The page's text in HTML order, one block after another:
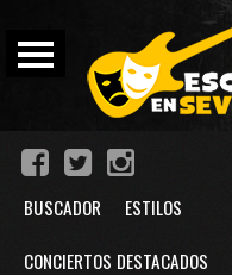
BUSCADOR ESTILOS
CONCIERTOS DESTACADOS